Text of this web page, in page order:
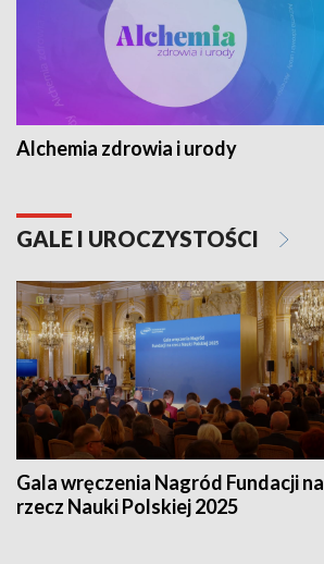
Alchemia zdrowia i urody
GALE I UROCZYSTOŚCI
Gala wręczenia Nagród Fundacji na
rzecz Nauki Polskiej 2025